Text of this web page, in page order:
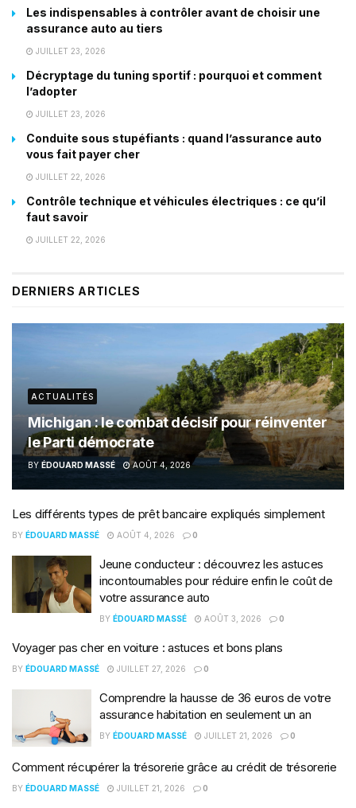
Les indispensables à contrôler avant de choisir une
assurance auto au tiers
JUILLET 23, 2026
Décryptage du tuning sportif : pourquoi et comment
l’adopter
JUILLET 23, 2026
Conduite sous stupéfiants : quand l’assurance auto
vous fait payer cher
JUILLET 22, 2026
Contrôle technique et véhicules électriques : ce qu’il
faut savoir
JUILLET 22, 2026
DERNIERS ARTICLES
ACTUALITÉS
Michigan : le combat décisif pour réinventer
le Parti démocrate
BY ÉDOUARD MASSÉ AOÛT 4, 2026
Les différents types de prêt bancaire expliqués simplement
BY ÉDOUARD MASSÉ AOÛT 4, 2026 0
Jeune conducteur : découvrez les astuces
incontournables pour réduire enfin le coût de
votre assurance auto
BY ÉDOUARD MASSÉ AOÛT 3, 2026 0
Voyager pas cher en voiture : astuces et bons plans
BY ÉDOUARD MASSÉ JUILLET 27, 2026 0
Comprendre la hausse de 36 euros de votre
assurance habitation en seulement un an
BY ÉDOUARD MASSÉ JUILLET 21, 2026 0
Comment récupérer la trésorerie grâce au crédit de trésorerie
BY ÉDOUARD MASSÉ JUILLET 21, 2026 0